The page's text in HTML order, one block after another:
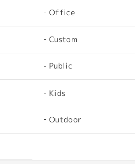
Office
Custom
Public
Kids
Outdoor